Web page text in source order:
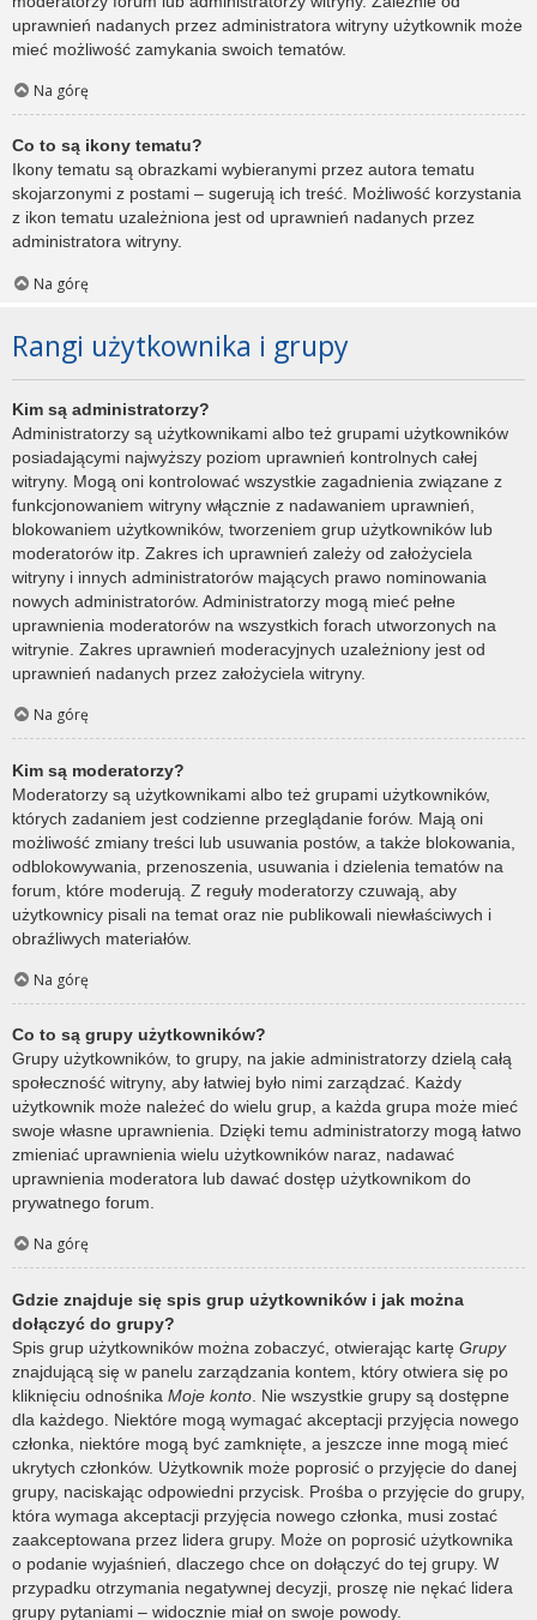
uprawnień nadanych przez administratora witryny użytkownik może
mieć możliwość zamykania swoich tematów.
Na górę
Co to są ikony tematu?
Ikony tematu są obrazkami wybieranymi przez autora tematu
skojarzonymi z postami – sugerują ich treść. Możliwość korzystania
z ikon tematu uzależniona jest od uprawnień nadanych przez
administratora witryny.
Na górę
Rangi użytkownika i grupy
Kim są administratorzy?
Administratorzy są użytkownikami albo też grupami użytkowników
posiadającymi najwyższy poziom uprawnień kontrolnych całej
witryny. Mogą oni kontrolować wszystkie zagadnienia związane z
funkcjonowaniem witryny włącznie z nadawaniem uprawnień,
blokowaniem użytkowników, tworzeniem grup użytkowników lub
moderatorów itp. Zakres ich uprawnień zależy od założyciela
witryny i innych administratorów mających prawo nominowania
nowych administratorów. Administratorzy mogą mieć pełne
uprawnienia moderatorów na wszystkich forach utworzonych na
witrynie. Zakres uprawnień moderacyjnych uzależniony jest od
uprawnień nadanych przez założyciela witryny.
Na górę
Kim są moderatorzy?
Moderatorzy są użytkownikami albo też grupami użytkowników,
których zadaniem jest codzienne przeglądanie forów. Mają oni
możliwość zmiany treści lub usuwania postów, a także blokowania,
odblokowywania, przenoszenia, usuwania i dzielenia tematów na
forum, które moderują. Z reguły moderatorzy czuwają, aby
użytkownicy pisali na temat oraz nie publikowali niewłaściwych i
obraźliwych materiałów.
Na górę
Co to są grupy użytkowników?
Grupy użytkowników, to grupy, na jakie administratorzy dzielą całą
społeczność witryny, aby łatwiej było nimi zarządzać. Każdy
użytkownik może należeć do wielu grup, a każda grupa może mieć
swoje własne uprawnienia. Dzięki temu administratorzy mogą łatwo
zmieniać uprawnienia wielu użytkowników naraz, nadawać
uprawnienia moderatora lub dawać dostęp użytkownikom do
prywatnego forum.
Na górę
Gdzie znajduje się spis grup użytkowników i jak można
dołączyć do grupy?
Spis grup użytkowników można zobaczyć, otwierając kartę Grupy
znajdującą się w panelu zarządzania kontem, który otwiera się po
kliknięciu odnośnika Moje konto . Nie wszystkie grupy są dostępne
dla każdego. Niektóre mogą wymagać akceptacji przyjęcia nowego
członka, niektóre mogą być zamknięte, a jeszcze inne mogą mieć
ukrytych członków. Użytkownik może poprosić o przyjęcie do danej
grupy, naciskając odpowiedni przycisk. Prośba o przyjęcie do grupy,
która wymaga akceptacji przyjęcia nowego członka, musi zostać
zaakceptowana przez lidera grupy. Może on poprosić użytkownika
o podanie wyjaśnień, dlaczego chce on dołączyć do tej grupy. W
przypadku otrzymania negatywnej decyzji, proszę nie nękać lidera
grupy pytaniami – widocznie miał on swoje powody.